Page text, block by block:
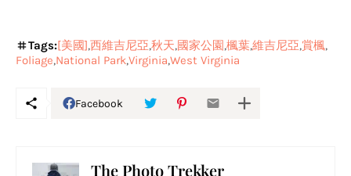
Tags:[美國] 西維吉尼亞 秋天 國家公園 楓葉維吉尼亞 賞楓
Foliage National ParkVirginia West Virginia
Facebook
The Photo Trekker